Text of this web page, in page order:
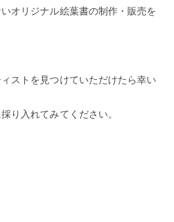
オリジナル絵葉書の制作・販売を
ストを見つけていただけたら幸い
り入れてみてください。